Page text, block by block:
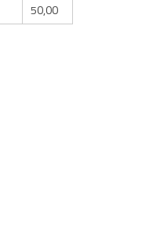
50,00